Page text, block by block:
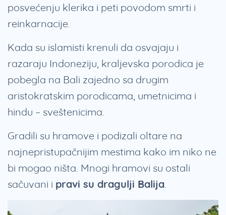
posvećenju klerika i peti povodom smrti i
reinkarnacije.
Kada su islamisti krenuli da osvajaju i
razaraju Indoneziju, kraljevska porodica je
pobegla na Bali zajedno sa drugim
aristokratskim porodicama, umetnicima i
hindu – sveštenicima.
Gradili su hramove i podizali oltare na
najnepristupačnijim mestima kako im niko ne
bi mogao ništa. Mnogi hramovi su ostali
sačuvani i pravi su dragulji Balija